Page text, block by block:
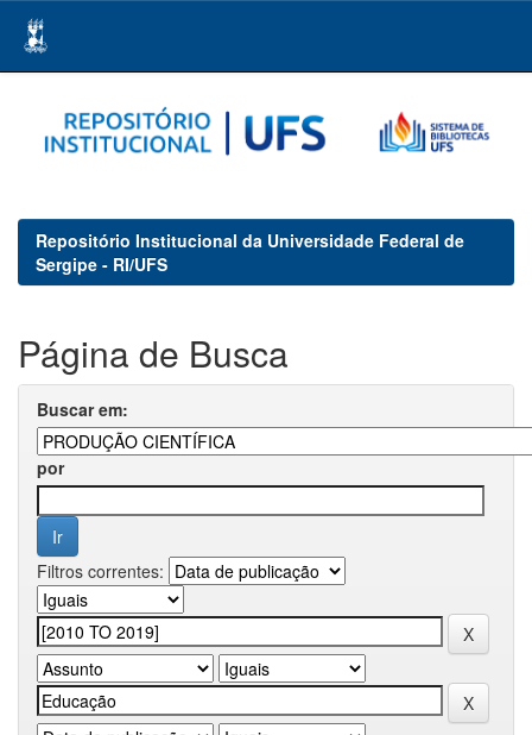
navigation
Repositório Institucional da Universidade Federal de
Sergipe - RI/UFS
Página de Busca
Buscar em:
por
Filtros correntes: